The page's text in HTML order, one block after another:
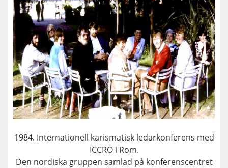
1984. Internationell karismatisk ledarkonferens med
ICCRO i Rom.
Den nordiska gruppen samlad på konferenscentret